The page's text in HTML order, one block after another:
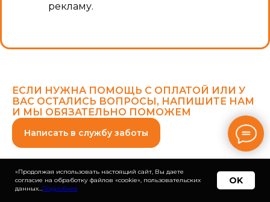
рекламу.
ЕСЛИ НУЖНА ПОМОЩЬ С ОПЛАТОЙ ИЛИ У
ВАС ОСТАЛИСЬ ВОПРОСЫ, НАПИШИТЕ НАМ
И МЫ ОБЯЗАТЕЛЬНО ПОМОЖЕМ
Написать в службу заботы
ЧАСТЫЕ ВОПРОСЫ
«Продолжая использовать настоящий сайт, Вы даете
согласие на обработку файлов «cookie», пользовательских
данных…Подробнее
OK